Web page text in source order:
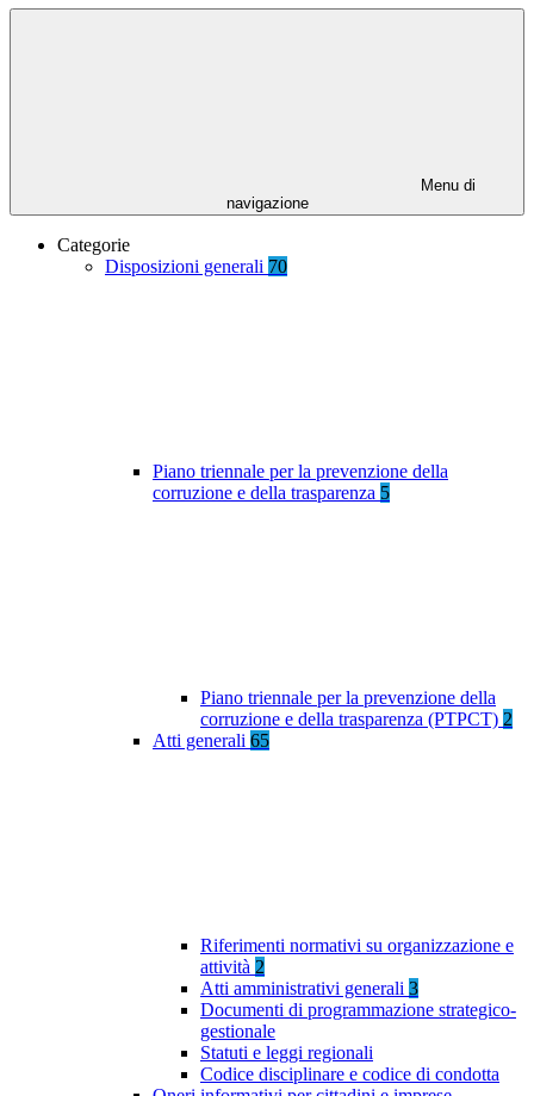
Menu di
navigazione
Categorie
Disposizioni generali 70
Piano triennale per la prevenzione della
corruzione e della trasparenza 5
Piano triennale per la prevenzione della
corruzione e della trasparenza (PTPCT) 2
Atti generali 65
Riferimenti normativi su organizzazione e
attività 2
Atti amministrativi generali 3
Documenti di programmazione strategico-
gestionale
Statuti e leggi regionali
Codice disciplinare e codice di condotta